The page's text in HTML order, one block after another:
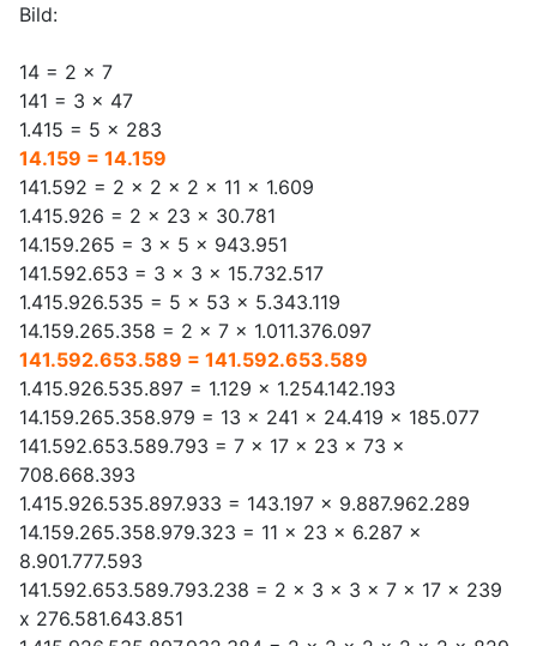
Bild:
14 = 2 x 7
141 = 3 x 47
1.415 = 5 x 283
14.159 = 14.159
141.592 = 2 x 2 x 2 x 11 x 1.609
1.415.926 = 2 x 23 x 30.781
14.159.265 = 3 x 5 x 943.951
141.592.653 = 3 x 3 x 15.732.517
1.415.926.535 = 5 x 53 x 5.343.119
14.159.265.358 = 2 x 7 x 1.011.376.097
141.592.653.589 = 141.592.653.589
1.415.926.535.897 = 1.129 x 1.254.142.193
14.159.265.358.979 = 13 x 241 x 24.419 x 185.077
141.592.653.589.793 = 7 x 17 x 23 x 73 x
708.668.393
1.415.926.535.897.933 = 143.197 x 9.887.962.289
14.159.265.358.979.323 = 11 x 23 x 6.287 x
8.901.777.593
141.592.653.589.793.238 = 2 x 3 x 3 x 7 x 17 x 239
x 276.581.643.851